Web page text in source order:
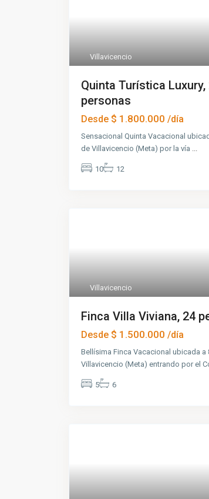
Villavicencio
Quinta Turística Luxury,
personas
Desde $ 1.800.000 /día
Sensacional Quinta Vacacional
de Villavicencio (Meta) por la vía ...
10 12
Villavicencio
Finca Villa Viviana, 24
Desde $ 1.500.000 /día
Bellísima Finca Vacacional ubicada a
Villavicencio (Meta) entrando por el
5 6